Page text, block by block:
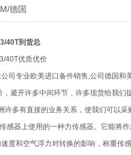
德国
40T到货总
40T优质优价
司专业欧美进口备件销售,公司德国
避开许多中间环节，许多现货给我们
许多有直接的业务关系，使我们可以
感器上使用的一种力传感器。它能将
度和空气浮力对转换的影响，称重传